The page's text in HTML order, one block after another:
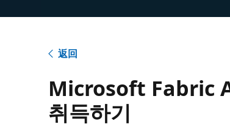
返回
Microsoft Fabric
취득하기